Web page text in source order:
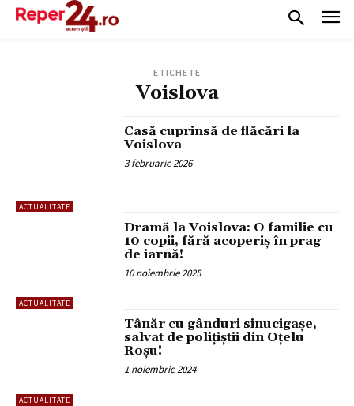
ETICHETE
Voislova
ACTUALITATE
Casă cuprinsă de flăcări la
Voislova
3 februarie 2026
ACTUALITATE
Dramă la Voislova: O familie cu
10 copii, fără acoperiș în prag
de iarnă!
10 noiembrie 2025
ACTUALITATE
Tânăr cu gânduri sinucigașe,
salvat de polițiștii din Oțelu
Roșu!
1 noiembrie 2024